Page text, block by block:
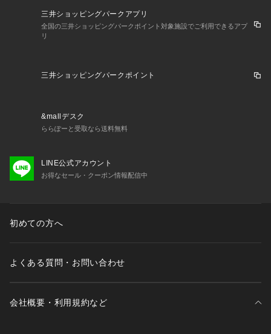
三井ショッピングパークアプリ
全国の三井ショッピングパークポイント対象施設でご利用できるアプ
リ
三井ショッピングパークポイント
&mallデスク
ららぽーと受取なら送料無料
LINE公式アカウント
お得なセール・クーポン情報配信中
初めての方へ
よくある質問・お問い合わせ
会社概要・利用規約など